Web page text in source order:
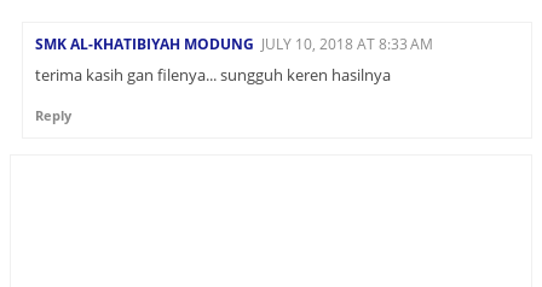
SMK AL-KHATIBIYAH MODUNG JULY 10, 2018 AT 8:33 AM
terima kasih gan filenya... sungguh keren hasilnya
Reply